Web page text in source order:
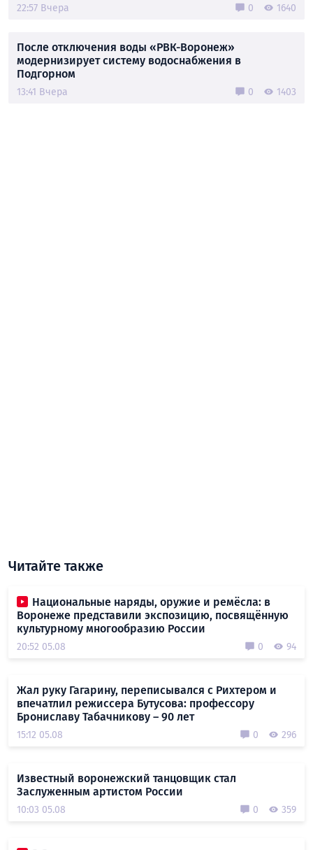
22:57 Вчера 0 1640
После отключения воды «РВК-Воронеж»
модернизирует систему водоснабжения в
Подгорном
13:41 Вчера 0 1403
Читайте также
Национальные наряды, оружие и ремёсла: в
Воронеже представили экспозицию, посвящённую
культурному многообразию России
20:52 05.08 0 94
Жал руку Гагарину, переписывался с Рихтером и
впечатлил режиссера Бутусова: профессору
Брониславу Табачникову – 90 лет
15:12 05.08 0 296
Известный воронежский танцовщик стал
Заслуженным артистом России
10:03 05.08 0 359